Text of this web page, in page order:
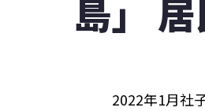
島」
2022年1月社